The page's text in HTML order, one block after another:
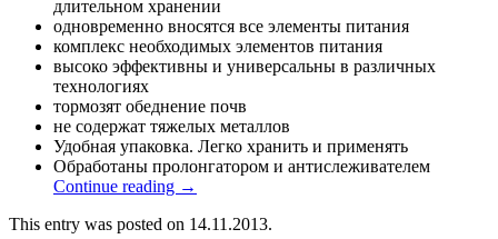
длительном хранении
одновременно вносятся все элементы питания
комплекс необходимых элементов питания
высоко эффективны и универсальны в различных
технологиях
тормозят обеднение почв
не содержат тяжелых металлов
Удобная упаковка. Легко хранить и применять
Обработаны пролонгатором и антислеживателем
Continue reading →
This entry was posted on 14.11.2013.